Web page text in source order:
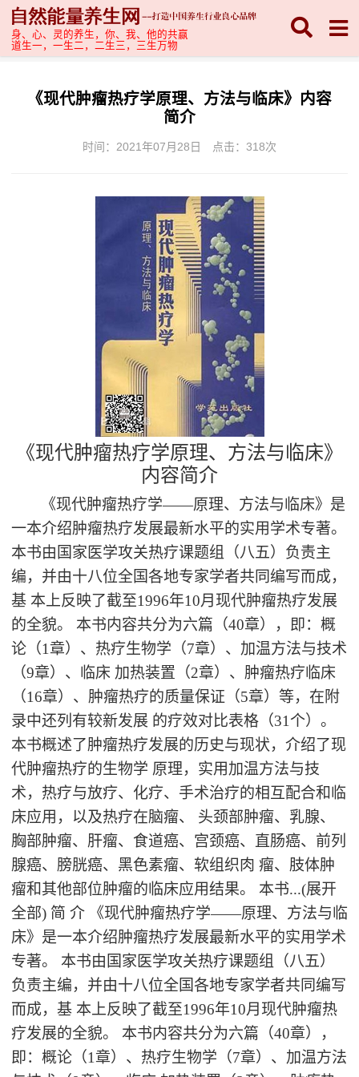
身、心、灵的养生，你、我、他的共赢
道生一，一生二，二生三，三生万物
《现代肿瘤热疗学原理、方法与临床》内容
简介
时间：2021年07月28日 点击： 318次
《现代肿瘤热疗学原理、方法与临床》
内容简介
《现代肿瘤热疗学――原理、方法与临床》是
一本介绍肿瘤热疗发展最新水平的实用学术专著。
本书由国家医学攻关热疗课题组（八五）负责主
编，并由十八位全国各地专家学者共同编写而成，
基 本上反映了截至1996年10月现代肿瘤热疗发展
的全貌。 本书内容共分为六篇（40章），即：概
论（1章）、热疗生物学（7章）、加温方法与技术
（9章）、临床 加热装置（2章）、肿瘤热疗临床
（16章）、肿瘤热疗的质量保证（5章）等，在附
录中还列有较新发展 的疗效对比表格（31个）。
本书概述了肿瘤热疗发展的历史与现状，介绍了现
代肿瘤热疗的生物学 原理，实用加温方法与技
术，热疗与放疗、化疗、手术治疗的相互配合和临
床应用，以及热疗在脑瘤、 头颈部肿瘤、乳腺、
胸部肿瘤、肝瘤、食道癌、宫颈癌、直肠癌、前列
腺癌、膀胱癌、黑色素瘤、软组织肉 瘤、肢体肿
瘤和其他部位肿瘤的临床应用结果。 本书...(展开
全部) 简 介 《现代肿瘤热疗学――原理、方法与临
床》是一本介绍肿瘤热疗发展最新水平的实用学术
专著。 本书由国家医学攻关热疗课题组（八五）
负责主编，并由十八位全国各地专家学者共同编写
而成，基 本上反映了截至1996年10月现代肿瘤热
疗发展的全貌。 本书内容共分为六篇（40章），
即：概论（1章）、热疗生物学（7章）、加温方法